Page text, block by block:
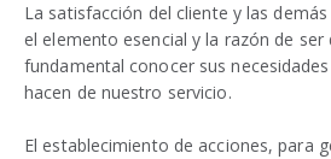
La satisfacción del cliente y las
el elemento esencial y la razón de ser
fundamental conocer sus
hacen de nuestro servicio.
El establecimiento de acciones, para